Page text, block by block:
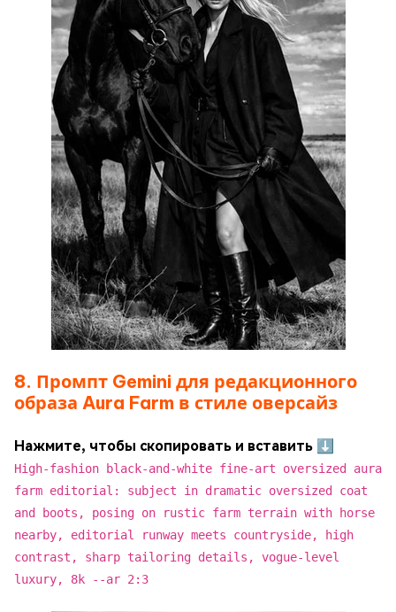
8. Промпт Gemini для редакционного
образа Aura Farm в стиле оверсайз
Нажмите, чтобы скопировать и вставить ⬇
High-fashion black-and-white fine-art oversized aura
farm editorial: subject in dramatic oversized coat
and boots, posing on rustic farm terrain with horse
nearby, editorial runway meets countryside, high
contrast, sharp tailoring details, vogue-level
luxury, 8k --ar 2:3